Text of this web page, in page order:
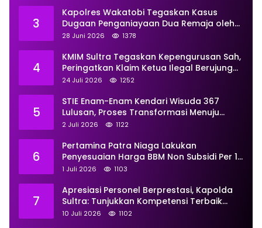
3
Kapolres Wakatobi Tegaskan Kasus
Dugaan Penganiayaan Dua Remaja oleh
Dua Anggota Ditangani Secara
28 Juni 2026 1378
4
KMIM Sultra Tegaskan Kepengurusan Sah,
Peringatkan Klaim Ketua Ilegal Berujung
Proses Hukum
24 Juli 2026 1252
5
STIE Enam-Enam Kendari Wisuda 367
Lulusan, Proses Transformasi Menuju
Universitas Resmi Diterima
2 Juli 2026 1122
6
Pertamina Patra Niaga Lakukan
Penyesuaian Harga BBM Non Subsidi Per 1
Juli 2026, Berikut Rinciannya
1 Juli 2026 1103
7
Apresiasi Personel Berprestasi, Kapolda
Sultra: Tunjukkan Kompetensi Terbaik
untuk Masyarakat
10 Juli 2026 1102